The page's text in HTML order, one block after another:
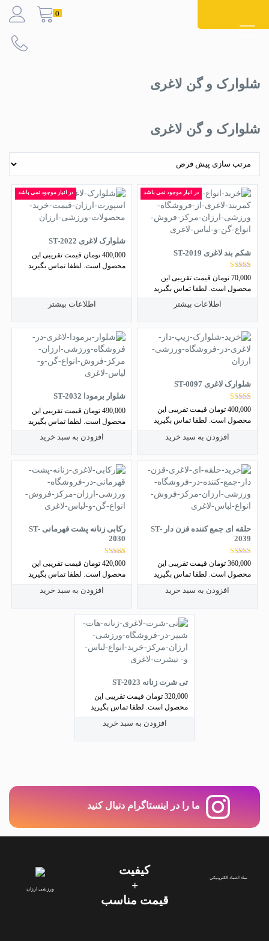
content
0
شلوارک و گن لاغری
شلوارک و گن لاغری
در انبار موجود نمی باشد
شکم بند لاغری ST-2019
نمره
5.00
از 5
70,000 تومان قیمت تقریبی این
محصول است. لطفا تماس بگیرید
اطلاعات بیشتر
در انبار موجود نمی باشد
شلوارک لاغری ST-2022
400,000 تومان قیمت تقریبی این
محصول است. لطفا تماس بگیرید
اطلاعات بیشتر
شلوارک لاغری ST-0097
نمره
4.00
از 5
400,000 تومان قیمت تقریبی این
محصول است. لطفا تماس بگیرید
افزودن به سبد خرید
شلوار برمودا ST-2032
490,000 تومان قیمت تقریبی این
محصول است. لطفا تماس بگیرید
افزودن به سبد خرید
حلقه ای جمع کننده قزن دار ST-
2039
نمره
5.00
از 5
360,000 تومان قیمت تقریبی این
محصول است. لطفا تماس بگیرید
افزودن به سبد خرید
رکابی زنانه پشت قهرمانی ST-
2030
نمره
5.00
از 5
420,000 تومان قیمت تقریبی این
محصول است. لطفا تماس بگیرید
افزودن به سبد خرید
تی شرت زنانه ST-2023
320,000 تومانقیمت تقریبی این
محصول است. لطفا تماس بگیرید
افزودن به سبد خرید
ما را در اینستاگرام دنبال کنید
نماد اعتماد الکترونیکی
کیفیت
+
قیمت‌ مناسب
ورزشی ارزان